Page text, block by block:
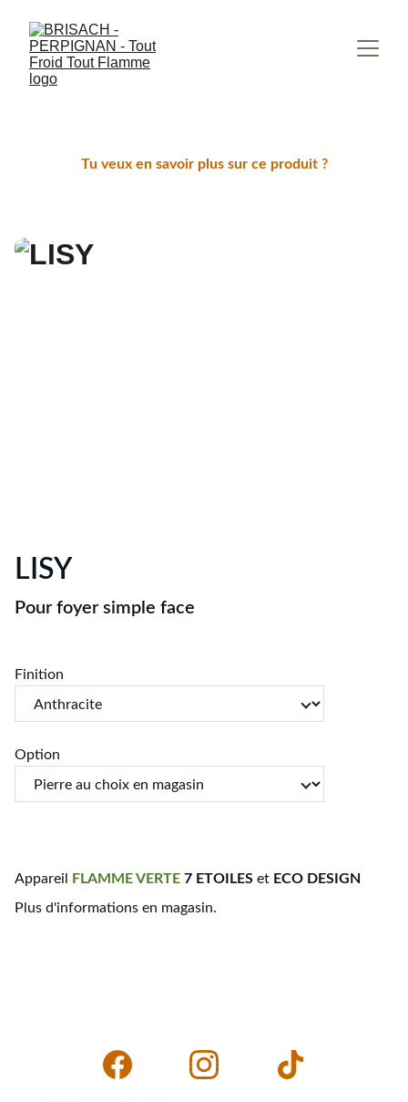
Tu veux en savoir plus sur ce produit ?
LISY
Pour foyer simple face
Finition
Option
Appareil FLAMMEVERTE 7 ETOILES et ECO DESIGN
Plus d'informations en magasin.